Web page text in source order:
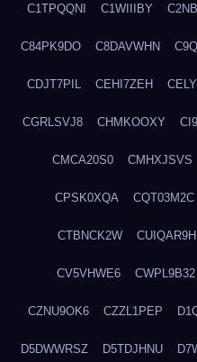
C1TPQQNI C1WIIIBY
C84PK9DO C8DAVWHN
CDJT7PIL CEHI7ZEH
CGRLSVJ8 CHMKOOXY
CMCA20S0 CMHXJSVS
CPSK0XQA CQT03M2C
CTBNCK2W CUIQAR9H
CV5VHWE6 CWPL9B32
CZNU9OK6 CZZL1PEP
D5DWWRSZ D5TDJHNU